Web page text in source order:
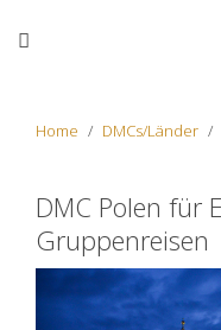
Home DMCs/Länder
DMC Polen für
Gruppenreisen